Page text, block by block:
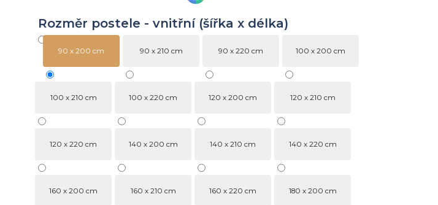
Rozměr postele - vnitřní (šířka x délka)
90 x 200 cm 90 x 210 cm 90 x 220 cm 100 x 200 cm
100 x 210 cm 100 x 220 cm 120 x 200 cm 120 x 210 cm
120 x 220 cm 140 x 200 cm 140 x 210 cm 140 x 220 cm
160 x 200 cm 160 x 210 cm 160 x 220 cm 180 x 200 cm